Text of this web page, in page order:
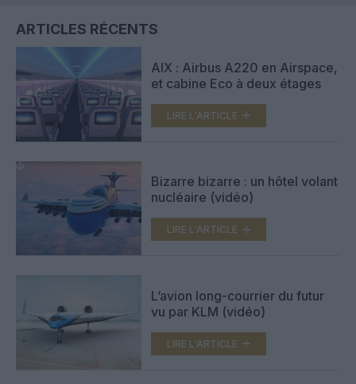
ARTICLES RÉCENTS
AIX : Airbus A220 en Airspace,
et cabine Eco à deux étages
LIRE L'ARTICLE
Bizarre bizarre : un hôtel volant
nucléaire (vidéo)
LIRE L'ARTICLE
L’avion long-courrier du futur
vu par KLM (vidéo)
LIRE L'ARTICLE